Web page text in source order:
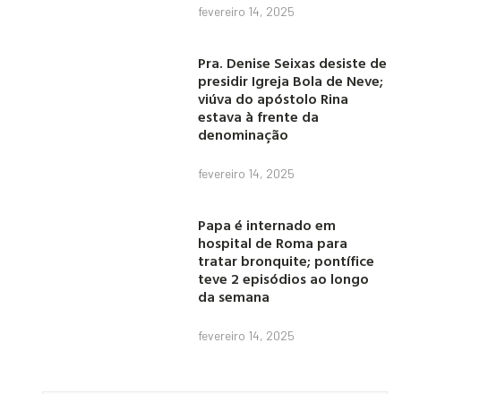
fevereiro 14, 2025
Pra. Denise Seixas desiste de
presidir Igreja Bola de Neve;
viúva do apóstolo Rina
estava à frente da
denominação
fevereiro 14, 2025
Papa é internado em
hospital de Roma para
tratar bronquite; pontífice
teve 2 episódios ao longo
da semana
fevereiro 14, 2025